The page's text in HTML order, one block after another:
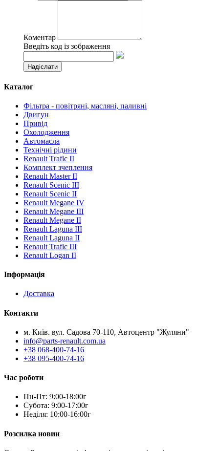
Коментар
Введіть код із зображення
Каталог
Фільтра - повітряні, масляні, паливні
Двигун
Привід
Охолодження
Автомасла
Технічні рідини
Renault Trafic II
Комплект зчеплення
Renault Master II
Renault Scenic III
Renault Scenic II
Renault Megane IV
Renault Megane III
Renault Megane II
Renault Laguna III
Renault Laguna II
Renault Trafic III
Renault Logan II
Інформація
Доставка
Контакти
м. Київ. вул. Садова 70-110, Автоцентр "Жуляни"
info@parts-renault.com.ua
+38 068-400-74-16
+38 095-400-74-16
Час роботи
Пн-Пт: 9:00-18:00г
Субота: 9:00-17:00г
Неділя: 10:00-16:00г
Розсилка новин